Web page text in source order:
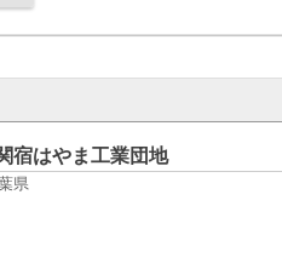
宿はやま工業団地
県